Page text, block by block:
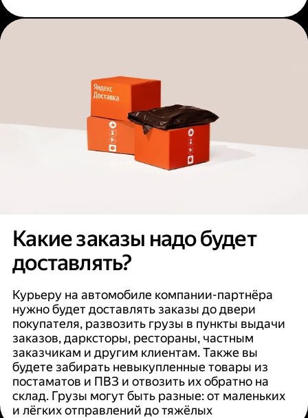
Какие заказы надо будет
доставлять?
Курьеру на автомобиле компании-партнёра
нужно будет доставлять заказы до двери
покупателя, развозить грузы в пункты выдачи
заказов, дарксторы, рестораны, частным
заказчикам и другим клиентам. Также вы
будете забирать невыкупленные товары из
постаматов и ПВЗ и отвозить их обратно на
склад. Грузы могут быть разные: от маленьких
и лёгких отправлений до тяжёлых